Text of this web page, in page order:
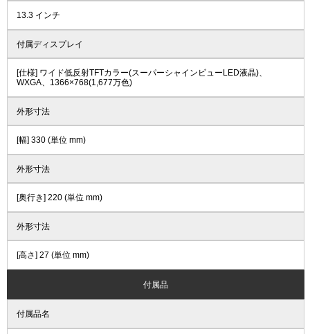
13.3 インチ
付属ディスプレイ
[仕様] ワイド低反射TFTカラー(スーパーシャインビューLED液晶)、
WXGA、1366×768(1,677万色)
外形寸法
[幅] 330 (単位 mm)
外形寸法
[奥行き] 220 (単位 mm)
外形寸法
[高さ] 27 (単位 mm)
付属品
付属品名